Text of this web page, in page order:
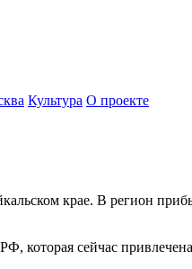
Культура О проекте
крае. В регион
сейчас